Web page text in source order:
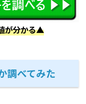
が分かる▲
調べてみた